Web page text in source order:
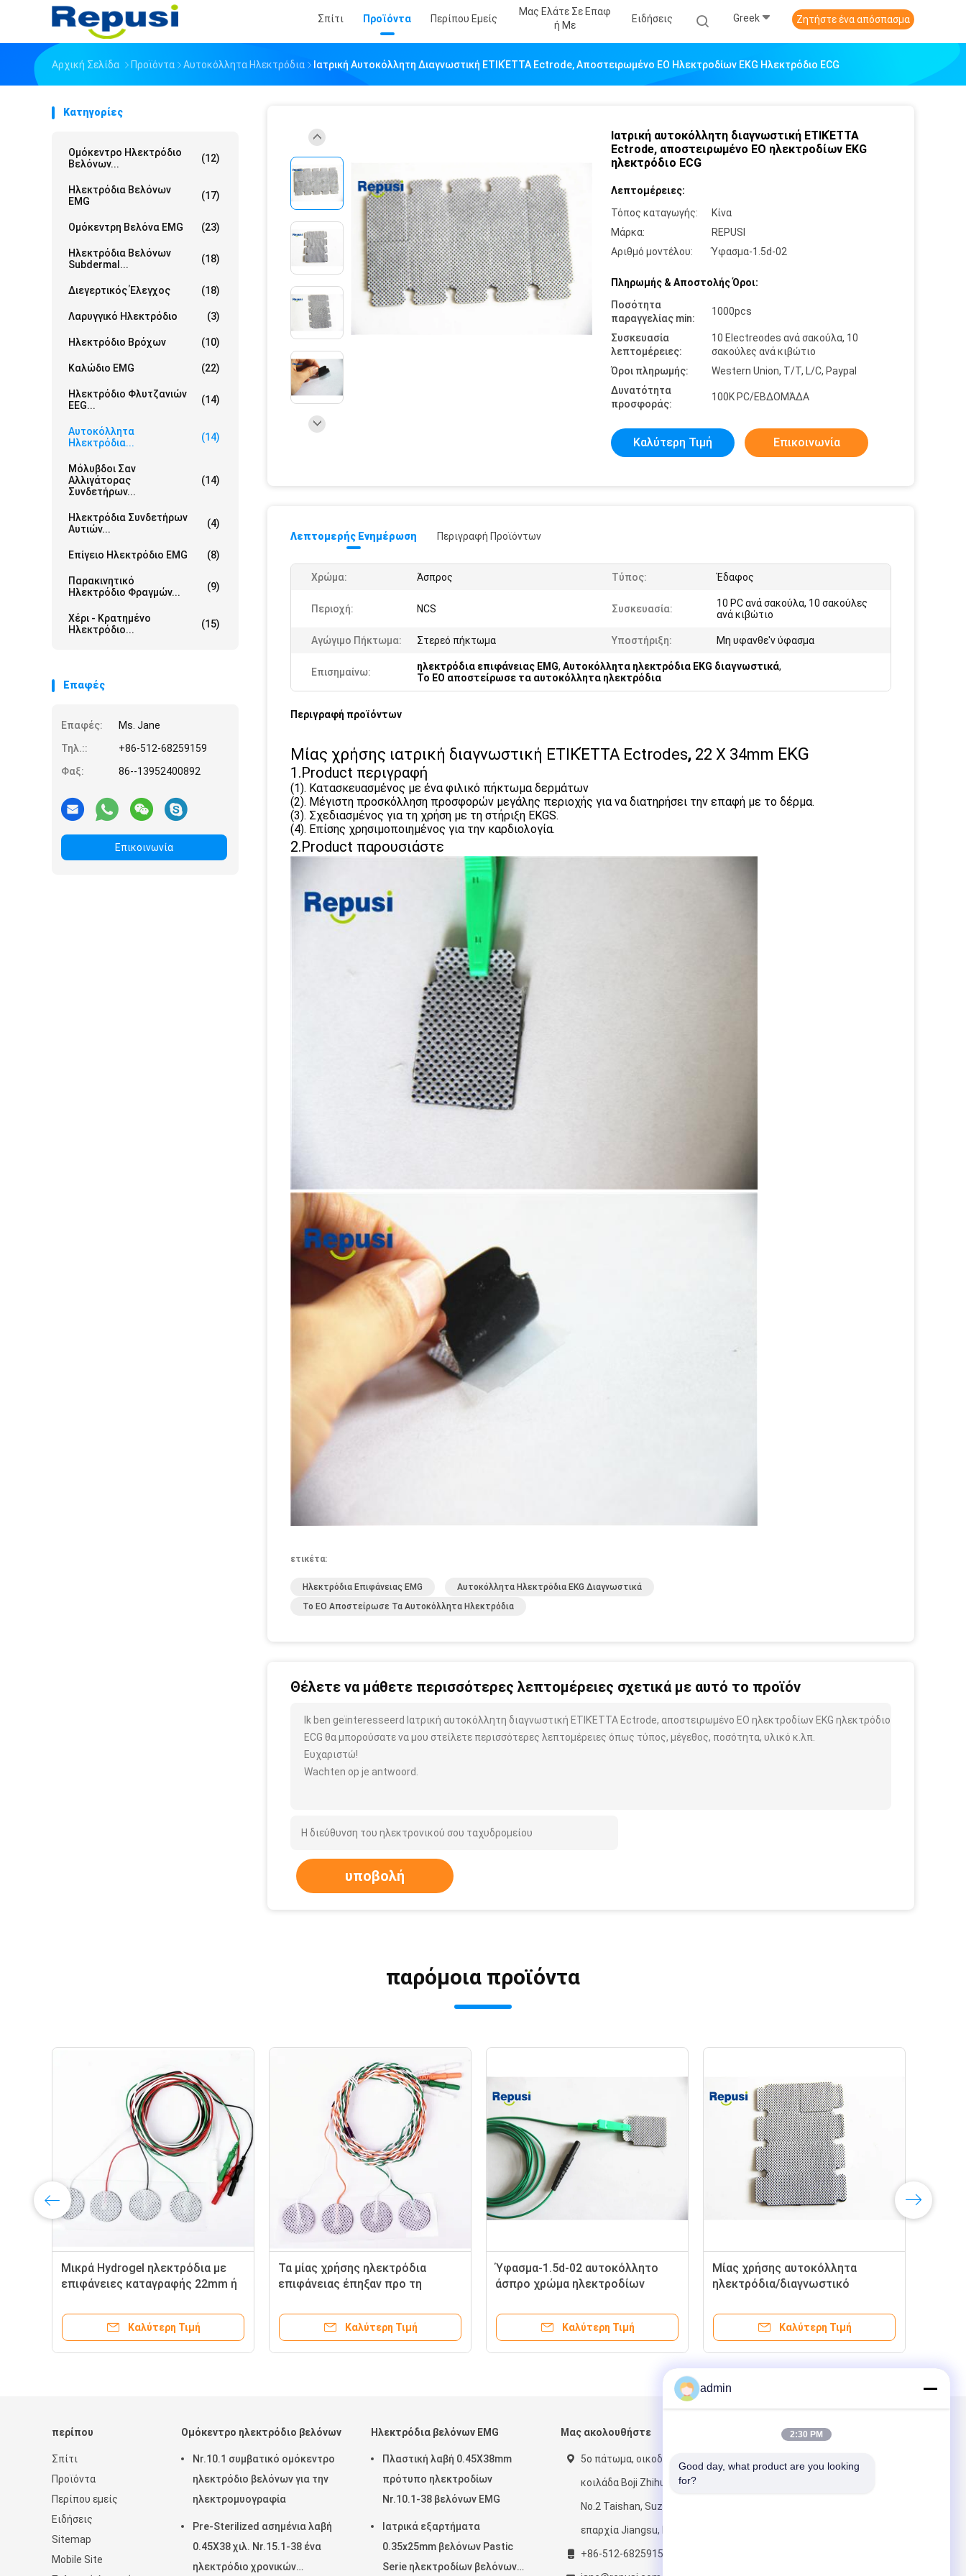
Σπίτι Προϊόντα Περίπου Εμείς
Μας Ελάτε Σε Επαφ
Ή Με
Ειδήσεις Greek Ζητήστε ένα απόσπασμα
Αρχική Σελίδα Προϊόντα Αυτοκόλλητα Ηλεκτρόδια Ιατρική Αυτοκόλλητη Διαγνωστική ΕΤΙΚΈΤΤΑ Ectrode, Αποστειρωμένο EO Ηλεκτροδίων EKG Ηλεκτρόδιο ECG
Κατηγορίες
Ομόκεντρο Ηλεκτρόδιο
Βελόνων...
(12)
Ηλεκτρόδια Βελόνων
EMG
(17)
Ομόκεντρη Βελόνα EMG (23)
Ηλεκτρόδια Βελόνων
Subdermal...
(18)
Διεγερτικός Έλεγχος (18)
Λαρυγγικό Ηλεκτρόδιο (3)
Ηλεκτρόδιο Βρόχων (10)
Καλώδιο EMG (22)
Ηλεκτρόδιο Φλυτζανιών
EEG...
(14)
Αυτοκόλλητα
Ηλεκτρόδια...
(14)
Μόλυβδοι Σαν
Αλλιγάτορας
Συνδετήρων...
(14)
Ηλεκτρόδια Συνδετήρων
Αυτιών...
(4)
Επίγειο Ηλεκτρόδιο EMG (8)
Παρακινητικό
Ηλεκτρόδιο Φραγμών...
(9)
Χέρι - Κρατημένο
Ηλεκτρόδιο...
(15)
Επαφές
Επαφές:
Ms. Jane
Τηλ.::
+86-512-68259159
Φαξ:
86--13952400892
Επικοινωνία
Ιατρική αυτοκόλλητη διαγνωστική ΕΤΙΚΈΤΤΑ
Ectrode, αποστειρωμένο EO ηλεκτροδίων EKG
ηλεκτρόδιο ECG
Λεπτομέρειες:
Τόπος καταγωγής:
Κίνα
Μάρκα:
REPUSI
Αριθμό μοντέλου:
Ύφασμα-1.5d-02
Πληρωμής & Αποστολής Όροι:
Ποσότητα
παραγγελίας min:
1000pcs
Συσκευασία
λεπτομέρειες:
10 Electreodes ανά σακούλα, 10
σακούλες ανά κιβώτιο
Όροι πληρωμής:
Western Union, T/T, L/C, Paypal
Δυνατότητα
προσφοράς:
100K PC/ΕΒΔΟΜΆΔΑ
Καλύτερη Τιμή Επικοινωνία
Λεπτομερής Ενημέρωση Περιγραφή Προϊόντων
Χρώμα: Άσπρος Τύπος: Έδαφος
Περιοχή: NCS Συσκευασία:
10 PC ανά σακούλα, 10 σακούλες
ανά κιβώτιο
Αγώγιμο Πήκτωμα: Στερεό πήκτωμα Υποστήριξη: Μη υφανθε'ν ύφασμα
Επισημαίνω: ηλεκτρόδια επιφάνειας EMG, Αυτοκόλλητα ηλεκτρόδια EKG διαγνωστικά,
Το EO αποστείρωσε τα αυτοκόλλητα ηλεκτρόδια
Περιγραφή προϊόντων
Μίας χρήσης ιατρική διαγνωστική ΕΤΙΚΈΤΤΑ Ectrodes, 22 X 34mm EKG
1.Product περιγραφή
(1). Κατασκευασμένος με ένα φιλικό πήκτωμα δερμάτων
(2). Μέγιστη προσκόλληση προσφορών μεγάλης περιοχής για να διατηρήσει την επαφή με το δέρμα.
(3). Σχεδιασμένος για τη χρήση με τη στήριξη EKGS.
(4). Επίσης χρησιμοποιημένος για την καρδιολογία.
2.Product παρουσιάστε
ετικέτα:
Ηλεκτρόδια Επιφάνειας EMG
Αυτοκόλλητα Ηλεκτρόδια EKG Διαγνωστικά
Το EO Αποστείρωσε Τα Αυτοκόλλητα Ηλεκτρόδια
Θέλετε να μάθετε περισσότερες λεπτομέρειες σχετικά με αυτό το προϊόν
Ik ben geïnteresseerd Ιατρική αυτοκόλλητη διαγνωστική ΕΤΙΚΈΤΤΑ Ectrode, αποστειρωμένο EO ηλεκτροδίων EKG ηλεκτρόδιο
ECG θα μπορούσατε να μου στείλετε περισσότερες λεπτομέρειες όπως τύπος, μέγεθος, ποσότητα, υλικό κ.λπ.
Ευχαριστώ!
Wachten op je antwoord.
υποβολή
παρόμοια προϊόντα
Μικρά Hydrogel ηλεκτρόδια με
επιφάνειες καταγραφής 22mm ή
Καλύτερη Τιμή
Τα μίας χρήσης ηλεκτρόδια
επιφάνειας έπηξαν προ τη
το EMG
Καλύτερη Τιμή
Ύφασμα-1.5d-02 αυτοκόλλητο
άσπρο χρώμα ηλεκτροδίων
ηλεκτροδίων
Καλύτερη Τιμή
Μίας χρήσης αυτοκόλλητα
ηλεκτρόδια/διαγνωστικό
Καλύτερη Τιμή
περίπου
Σπίτι
Προϊόντα
Περίπου εμείς
Ειδήσεις
Sitemap
Mobile Site
Ομόκεντρο ηλεκτρόδιο βελόνων
Nr.10.1 συμβατικό ομόκεντρο
ηλεκτρόδιο βελόνων για την
ηλεκτρομυογραφία
Pre-Sterilized ασημένια λαβή
0.45X38 χιλ. Nr.15.1-38 ένα
ηλεκτρόδιο χρονικών
Ηλεκτρόδια βελόνων EMG
Πλαστική λαβή 0.45X38mm
πρότυπο ηλεκτροδίων
Nr.10.1-38 βελόνων EMG
Ιατρικά εξαρτήματα
0.35x25mm βελόνων Pastic
Serie ηλεκτροδίων βελόνων
Μας ακολουθήστε
5ο πάτωμα, οικοδόμηση Ε,
κοιλάδα Boji Zhihui, δρόμος
No.2 Taishan, Suzhou,
επαρχία Jiangsu, Κίνα
+86-512-68259159
Στείλτε μας μήνυμα
admin
2:30 PM
Good day, what product are you looking
for?